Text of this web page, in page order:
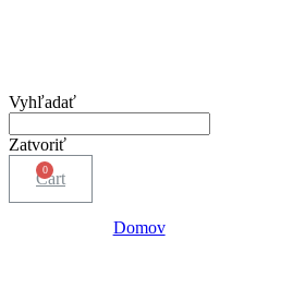
Vyhľadať
Zatvoriť
Cart
Domov